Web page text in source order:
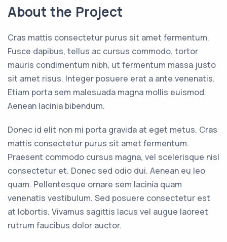
About the Project
Cras mattis consectetur purus sit amet fermentum.
Fusce dapibus, tellus ac cursus commodo, tortor
mauris condimentum nibh, ut fermentum massa justo
sit amet risus. Integer posuere erat a ante venenatis.
Etiam porta sem malesuada magna mollis euismod.
Aenean lacinia bibendum.
Donec id elit non mi porta gravida at eget metus. Cras
mattis consectetur purus sit amet fermentum.
Praesent commodo cursus magna, vel scelerisque nisl
consectetur et. Donec sed odio dui. Aenean eu leo
quam. Pellentesque ornare sem lacinia quam
venenatis vestibulum. Sed posuere consectetur est
at lobortis. Vivamus sagittis lacus vel augue laoreet
rutrum faucibus dolor auctor.